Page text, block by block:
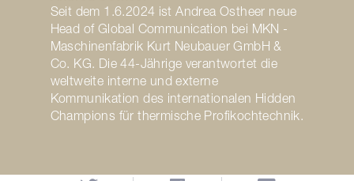
Seit dem 1.6.2024 ist Andrea Ostheer neue
Head of Global Communication bei MKN -
Maschinenfabrik Kurt Neubauer GmbH &
Co. KG. Die 44-Jährige verantwortet die
weltweite interne und externe
Kommunikation des internationalen Hidden
Champions für thermische Profikochtechnik.